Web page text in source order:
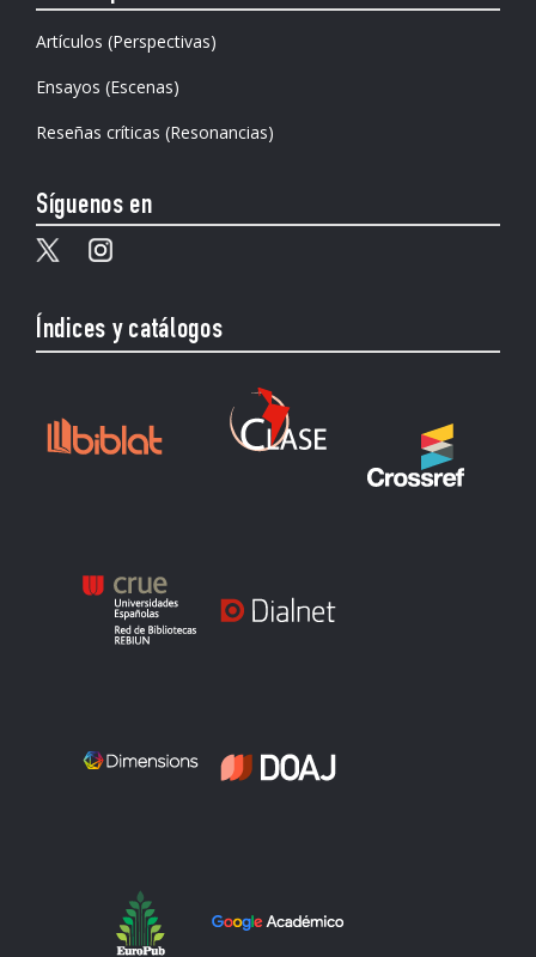
Artículos (Perspectivas)
Ensayos (Escenas)
Reseñas críticas (Resonancias)
Síguenos en
Índices y catálogos